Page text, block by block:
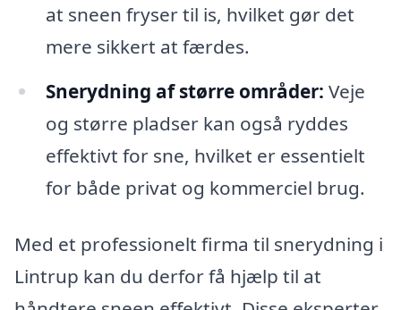
at sneen fryser til is, hvilket gør det
mere sikkert at færdes.
Snerydning af større områder: Veje
og større pladser kan også ryddes
effektivt for sne, hvilket er essentielt
for både privat og kommerciel brug.
Med et professionelt firma til snerydning i
Lintrup kan du derfor få hjælp til at